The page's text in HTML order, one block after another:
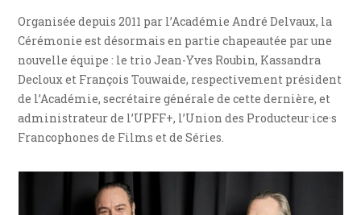
Organisée depuis 2011 par l’Académie André Delvaux, la
Cérémonie est désormais en partie chapeautée par une
nouvelle équipe : le trio Jean-Yves Roubin, Kassandra
Decloux et François Touwaide, respectivement président
de l’Académie, secrétaire générale de cette dernière, et
administrateur de l’UPFF+, l’Union des Producteur·ice·s
Francophones de Films et de Séries.